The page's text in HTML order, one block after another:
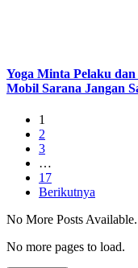
Yoga Minta Pelaku
Mobil Sarana Jangan
1
2
3
…
17
Berikutnya
No More Posts Available.
No more pages to load.